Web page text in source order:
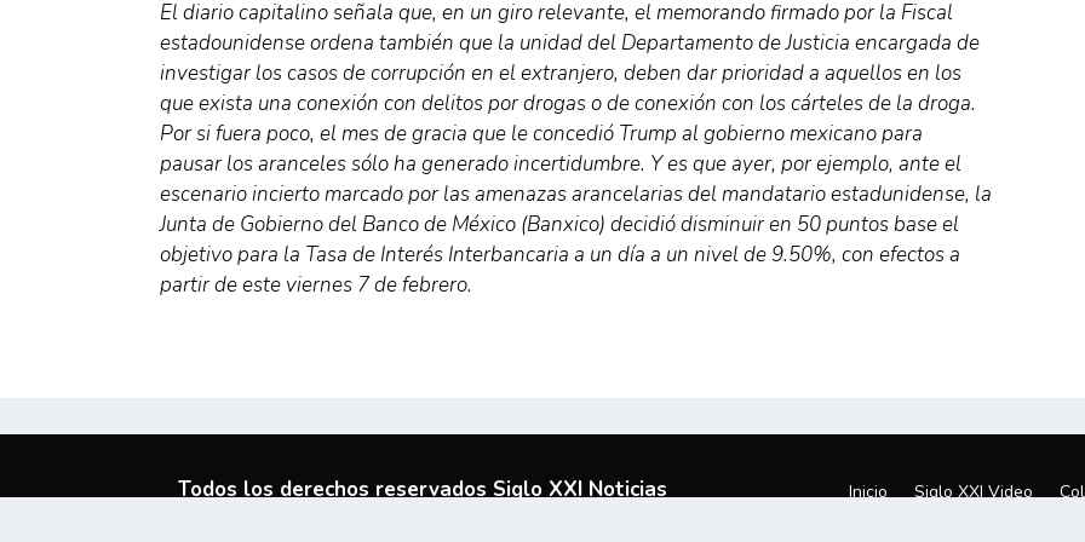
El diario capitalino señala que, en un giro relevante, el memorando firmado por la Fiscal
estadounidense ordena también que la unidad del Departamento de Justicia encargada de
investigar los casos de corrupción en el extranjero, deben dar prioridad a aquellos en los
que exista una conexión con delitos por drogas o de conexión con los cárteles de la droga.
Por si fuera poco, el mes de gracia que le concedió Trump al gobierno mexicano para
pausar los aranceles sólo ha generado incertidumbre. Y es que ayer, por ejemplo, ante el
escenario incierto marcado por las amenazas arancelarias del mandatario estadunidense, la
Junta de Gobierno del Banco de México (Banxico) decidió disminuir en 50 puntos base el
objetivo para la Tasa de Interés Interbancaria a un día a un nivel de 9.50%, con efectos a
partir de este viernes 7 de febrero.
Todos los derechos reservados Siglo XXI Noticias Inicio Siglo XXI Video